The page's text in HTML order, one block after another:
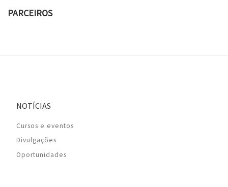
PARCEIROS
NOTÍCIAS
Cursos e eventos
Divulgações
Oportunidades